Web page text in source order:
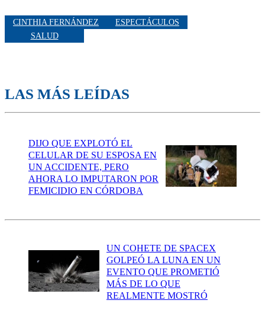
CINTHIA FERNÁNDEZ
ESPECTÁCULOS
SALUD
LAS MÁS LEÍDAS
DIJO QUE EXPLOTÓ EL
CELULAR DE SU ESPOSA EN
UN ACCIDENTE, PERO
AHORA LO IMPUTARON POR
FEMICIDIO EN CÓRDOBA
UN COHETE DE SPACEX
GOLPEÓ LA LUNA EN UN
EVENTO QUE PROMETIÓ
MÁS DE LO QUE
REALMENTE MOSTRÓ